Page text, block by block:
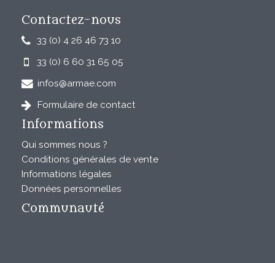
Contactez-nous
33 (0) 4 26 46 73 10
33 (0) 6 60 31 65 05
infos@armae.com
Formulaire de contact
Informations
Qui sommes nous ?
Conditions générales de vente
Informations légales
Données personnelles
Communauté